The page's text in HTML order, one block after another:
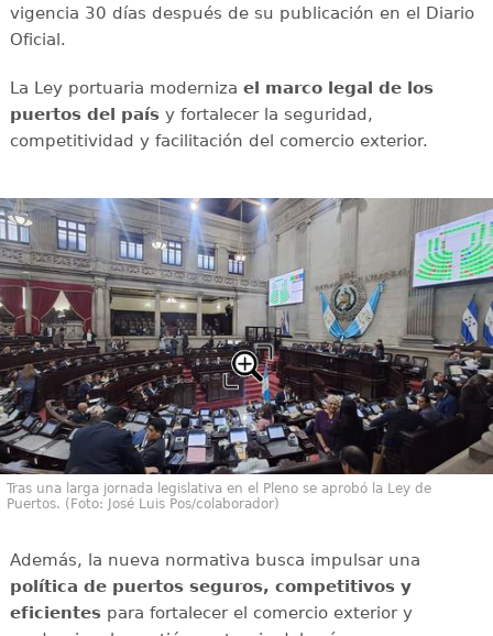
vigencia 30 días después de su publicación en el Diario
Oficial.
La Ley portuaria moderniza el marco legal de los
puertos del paísy fortalecer la seguridad,
competitividad y facilitación del comercio exterior.
Tras una larga jornada legislativa en el Pleno se aprobó la Ley de
Puertos. (Foto: José Luis Pos/colaborador)
Además, la nueva normativa busca impulsar una
política de puertos seguros, competitivos y
eficientespara fortalecer el comercio exterior y